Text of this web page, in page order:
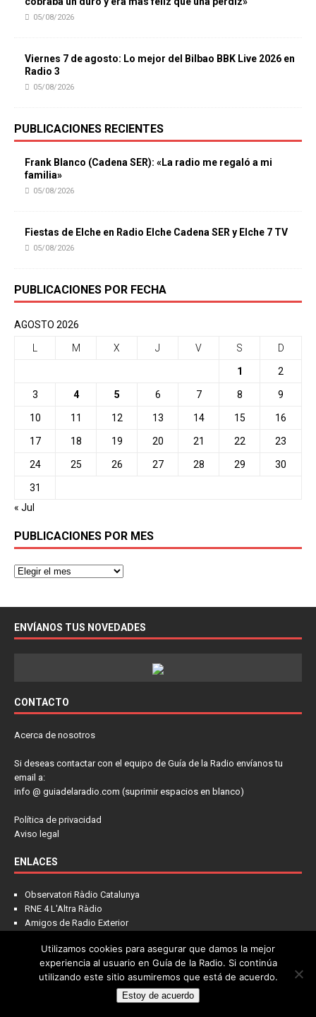
05/08/2026
Viernes 7 de agosto: Lo mejor del Bilbao BBK Live 2026 en
Radio 3
05/08/2026
PUBLICACIONES RECIENTES
Frank Blanco (Cadena SER): «La radio me regaló a mi
familia»
05/08/2026
Fiestas de Elche en Radio Elche Cadena SER y Elche 7 TV
05/08/2026
PUBLICACIONES POR FECHA
AGOSTO 2026
M X J V S D
1 2
3 4 5 6 7 8 9
10 11 12 13 14 15 16
17 18 19 20 21 22 23
24 25 26 27 28 29 30
31
« Jul
PUBLICACIONES POR MES
ENVÍANOS TUS NOVEDADES
CONTACTO
Acerca de nosotros
Si deseas contactar con el equipo de Guía de la Radio envíanos tu
email a:
info @ guiadelaradio.com (suprimir espacios en blanco)
Política de privacidad
Aviso legal
ENLACES
Observatori Ràdio Catalunya
RNE 4 L'Altra Ràdio
Amigos de Radio Exterior
ADXB
FM Musical
Escuchar radios online
Utilizamos cookies para asegurar que damos la mejor
experiencia al usuario en Guía de la Radio. Si continúa
utilizando este sitio asumiremos que está de acuerdo.
Estoy de acuerdo